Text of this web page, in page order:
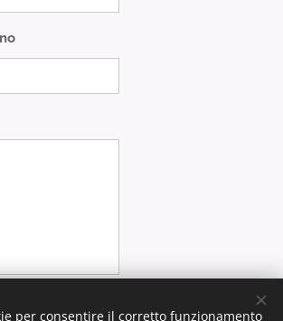
all'informativa sulla privacy e sui
per consentire il corretto funzionamento